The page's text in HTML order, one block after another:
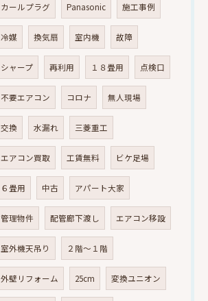
カールプラグ Panasonic 施工事例
冷媒 換気扇 室内機 故障
シャープ 再利用 １８畳用 点検口
不要エアコン コロナ 無人現場
交換 水漏れ 三菱重工
エアコン買取 工賃無料 ビケ足場
６畳用 中古 アパート大家
管理物件 配管廊下渡し エアコン移設
室外機天吊り ２階～１階
外壁リフォーム 25cm 変換ユニオン